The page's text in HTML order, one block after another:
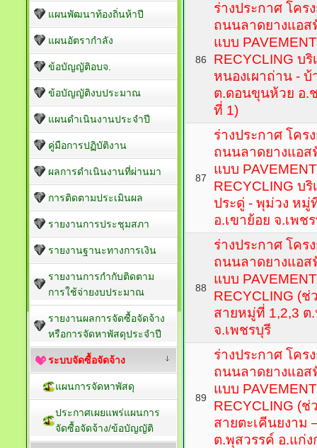
86
ร่างประกาศ โคร
ถนนลาดยางแอ
แบบ
RECYCLING บ
หนองเผาถ่าน -
ต.ดอนขุนห้วย อ.
ที่ 1)
87
ร่างประกาศ โคร
ถนนลาดยางแอ
แบบ
RECYCLING บ
ประดู่ - พุม่วง ห
อ.เขาย้อย จ.เพช
88
ร่างประกาศ โคร
ถนนลาดยางแอ
แบบ
RECYCLING (
สายหมู่ที่ 1,2,3 ต
จ.เพชรบุรี
89
ร่างประกาศ โคร
ถนนลาดยางแอ
แบบ
RECYCLING (
สายตะเคีนยงาม
ต.พุสวรรค์ อ.แก่ง
แผนพัฒนาท้องถิ่นห้าปี
แผนอัตรากำลัง
ข้อบัญญัติอบจ.
ข้อบัญญัติงบประมาณ
แผนดำเนินงานประจำปี
คู่มือการปฏิบัติงาน
ผลการดำเนินงานที่ผ่านมา
การติดตามประเมินผล
รายงานการประชุมสภา
รายงานฐานะทางการเงิน
รายงานการกำกับติดตาม
การใช้จ่ายงบประมาณ
รายงานผลการจัดซื้อจัดจ้าง
หรือการจัดหาพัสดุประจำปี
ระบบจัดซื้อจัดจ้าง
แผนการจัดหาพัสดุ
ประกาศเผยแพร่แผนการ
จัดซื้อจัดจ้าง/ข้อบัญญัติ